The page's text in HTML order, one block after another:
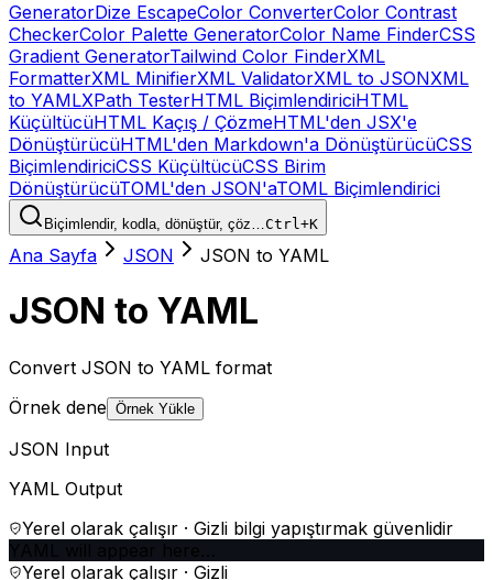
GeneratorDize EscapeColor ConverterColor Contrast
CheckerColor Palette GeneratorColor Name FinderCSS
Gradient GeneratorTailwind Color FinderXML
FormatterXML MinifierXML ValidatorXML to JSONXML
to YAMLXPath TesterHTML BiçimlendiriciHTML
KüçültücüHTML Kaçış / ÇözmeHTML'den JSX'e
DönüştürücüHTML'den Markdown'a DönüştürücüCSS
BiçimlendiriciCSS KüçültücüCSS Birim
DönüştürücüTOML'den JSON'aTOML Biçimlendirici
Biçimlendir, kodla, dönüştür, çöz…Ctrl+K
Ana Sayfa JSON JSON to YAML
JSON to YAML
Convert JSON to YAML format
Örnek dene Örnek Yükle
JSON Input
YAML Output
Yerel olarak çalışır · Gizli bilgi yapıştırmak güvenlidir
Yerel olarak çalışır · Gizli